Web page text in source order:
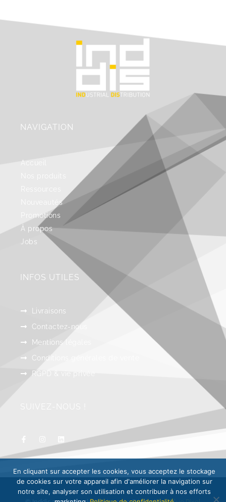
NAVIGATION
Accueil
Nouveautés
Promotions
À propos
Jobs
INFOS UTILES
Livraisons
Contactez-nous
Mentions légales
Conditions générales de vente
RGPD & vie privée
En cliquant sur accepter les cookies, vous acceptez le stockage
de cookies sur votre appareil afin d'améliorer la navigation sur
notre site, analyser son utilisation et contribuer à nos efforts